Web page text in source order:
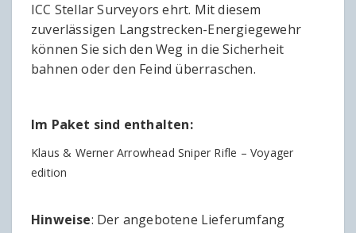
ICC Stellar Surveyors ehrt. Mit diesem
zuverlässigen Langstrecken-Energiegewehr
können Sie sich den Weg in die Sicherheit
bahnen oder den Feind überraschen.
Im Paket sind enthalten:
Klaus & Werner Arrowhead Sniper Rifle – Voyager
edition
Hinweise: Der angebotene Lieferumfang